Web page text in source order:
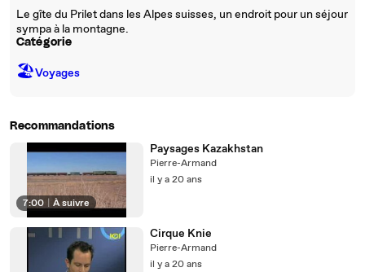
Le gîte du Prilet dans les Alpes suisses, un endroit pour un séjour
sympa à la montagne.
Catégorie
🏖Voyages
Recommandations
7:00 À suivre
Paysages Kazakhstan
Pierre-Armand
il y a 20 ans
Cirque Knie
Pierre-Armand
il y a 20 ans